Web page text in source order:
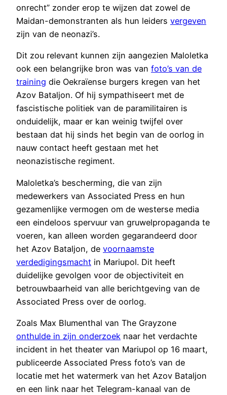
onrecht” zonder erop te wijzen dat zowel de
Maidan-demonstranten als hun leiders vergeven
zijn van de neonazi’s.
Dit zou relevant kunnen zijn aangezien Maloletka
ook een belangrijke bron was van foto’s van de
training die Oekraïense burgers kregen van het
Azov Bataljon. Of hij sympathiseert met de
fascistische politiek van de paramilitairen is
onduidelijk, maar er kan weinig twijfel over
bestaan dat hij sinds het begin van de oorlog in
nauw contact heeft gestaan met het
neonazistische regiment.
Maloletka’s bescherming, die van zijn
medewerkers van Associated Press en hun
gezamenlijke vermogen om de westerse media
een eindeloos spervuur van gruwelpropaganda te
voeren, kan alleen worden gegarandeerd door
het Azov Bataljon, de voornaamste
verdedigingsmacht in Mariupol. Dit heeft
duidelijke gevolgen voor de objectiviteit en
betrouwbaarheid van alle berichtgeving van de
Associated Press over de oorlog.
Zoals Max Blumenthal van The Grayzone
onthulde in zijn onderzoek naar het verdachte
incident in het theater van Mariupol op 16 maart,
publiceerde Associated Press foto’s van de
locatie met het watermerk van het Azov Bataljon
en een link naar het Telegram-kanaal van de